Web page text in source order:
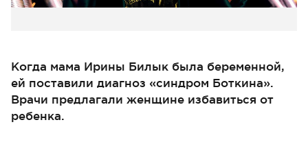
Когда мама Ирины Билык была беременной,
ей поставили диагноз «синдром Боткина».
Врачи предлагали женщине избавиться от
ребенка.